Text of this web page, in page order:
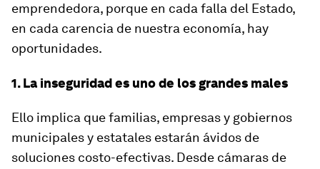
emprendedora, porque en cada falla del Estado,
en cada carencia de nuestra economía, hay
oportunidades.
1. La inseguridad es uno de los grandes males
Ello implica que familias, empresas y gobiernos
municipales y estatales estarán ávidos de
soluciones costo-efectivas. Desde cámaras de